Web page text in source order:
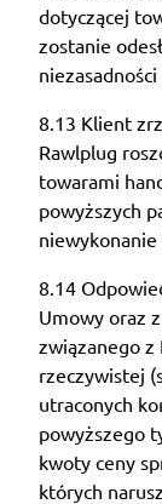
dotyczącej
zostanie
niezasadności
8.13 Klient
Rawlplug
towarami
powyższych
8.14
Umowy oraz
związanego z
rzeczywistej
utraconych
powyższego
kwoty ceny
których